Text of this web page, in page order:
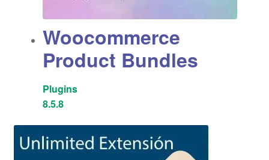
Woocommerce
Product Bundles
Plugins
8.5.8